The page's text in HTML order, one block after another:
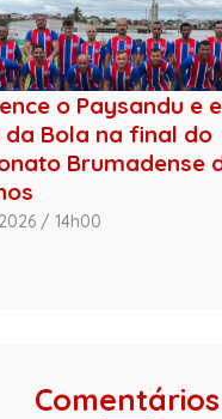
o Paysandu e
da Bola na final do
Brumadense
/ 14h00
Comentários